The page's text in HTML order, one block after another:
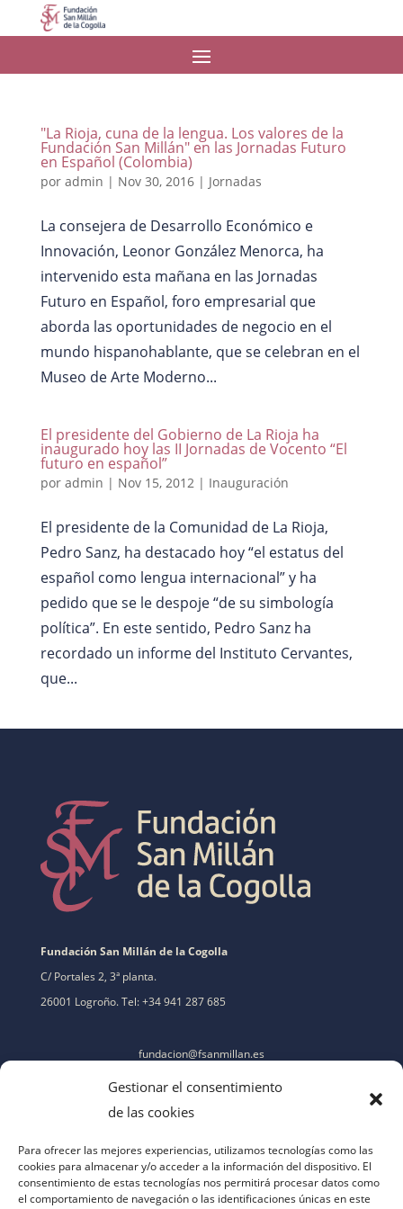
Gestionar el consentimiento
de las cookies
Para ofrecer las mejores experiencias, utilizamos tecnologías como las
cookies para almacenar y/o acceder a la información del dispositivo. El
consentimiento de estas tecnologías nos permitirá procesar datos como
el comportamiento de navegación o las identificaciones únicas en este
"La Rioja, cuna de la lengua. Los valores de la
Fundación San Millán" en las Jornadas Futuro
en Español (Colombia)
por admin | Nov 30, 2016| Jornadas
La consejera de Desarrollo Económico e
Innovación, Leonor González Menorca, ha
intervenido esta mañana en las Jornadas
Futuro en Español, foro empresarial que
aborda las oportunidades de negocio en el
mundo hispanohablante, que se celebran en el
Museo de Arte Moderno...
El presidente del Gobierno de La Rioja ha
inaugurado hoy las II Jornadas de Vocento “El
futuro en español”
por admin | Nov 15, 2012| Inauguración
El presidente de la Comunidad de La Rioja,
Pedro Sanz, ha destacado hoy “el estatus del
español como lengua internacional” y ha
pedido que se le despoje “de su simbología
política”. En este sentido, Pedro Sanz ha
recordado un informe del Instituto Cervantes,
que...
Fundación San Millán de la Cogolla
C/ Portales 2, 3ª planta.
26001 Logroño. Tel: +34 941 287 685
fundacion@fsanmillan.es